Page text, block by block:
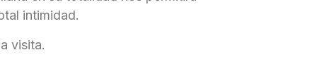
intimidad.
visita.